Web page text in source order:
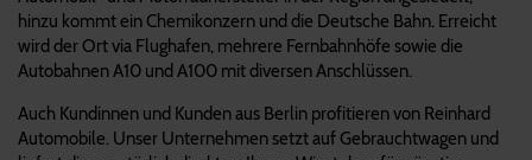
hinzu kommt ein Chemikonzern und die Deutsche Bahn. Erreicht
wird der Ort via Flughafen, mehrere Fernbahnhöfe sowie die
Autobahnen A10 und A100 mit diversen Anschlüssen.
Auch Kundinnen und Kunden aus Berlin profitieren von Reinhard
Automobile. Unser Unternehmen setzt auf Gebrauchtwagen und